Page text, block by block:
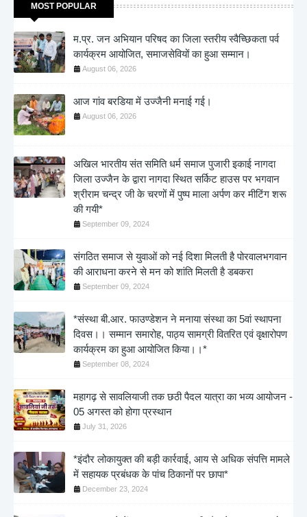
MOST POPULAR
म.प्र. जन अभियान परिषद का जिला स्तरीय स्वैच्छिकता पर्व
कार्यक्रम आयोजित, समाजसेवियों का हुआ सम्मान।
August 06, 2026
आज गांव बरडिया में उज्जैनी मनाई गई।
August 06, 2026
अखिल भारतीय संत समिति धर्म समाज पुजारी इकाई नागदा
जिला उज्जैन के द्वारा नागदा स्थित सर्किट हाउस पर भगवान
श्रीराम चन्द्र जी के चरणों में पुष्प माला अर्पण कर मीटिंग शरू
की गयी*
September 09, 2024
संगठित समाज से युवाओं को नई दिशा मिलती है पोरवालभगवान
की आराधना करने से मन को शांति मिलती है डबकरा
September 09, 2024
*संस्था बी.आर. फाउण्डेशन ने मनाया संस्था का 5वां स्थापना
दिवस।। सम्मान समारोह, पाठ्य सामग्री वितरित एवं वृक्षारोपण
कार्यक्रम का हुआ आयोजित किया।।*
September 08, 2024
महागढ़ से सावलियाजी तक छठी पैदल यात्रा का भव्य आयोजन -
05 अगस्त को होगा प्रस्थान
July 31, 2026
*इंदौर लोकायुक्त की बड़ी कार्रवाई, आय से अधिक संपत्ति मामले
में सहायक प्रबंधक के पांच ठिकानों पर छापा*
December 23, 2024